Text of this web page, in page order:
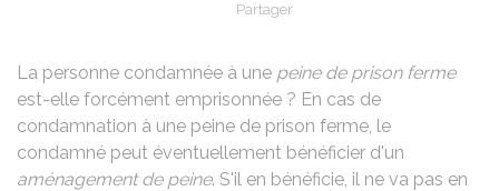
Partager
La personne condamnée à une peine de prison ferme
est-elle forcément emprisonnée ? En cas de
condamnation à une peine de prison ferme, le
condamné peut éventuellement bénéficier d'un
aménagement de peine. S'il en bénéficie, il ne va pas en